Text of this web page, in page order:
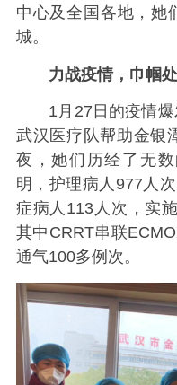
中心及全国各地，她
城。
力战疫情，巾帼
1月27日的疫情爆
武汉医疗队帮助金银
夜，她们历经了无
明，护理病人977人
症病人113人次，实
其中CRRT串联
通气100多例次。